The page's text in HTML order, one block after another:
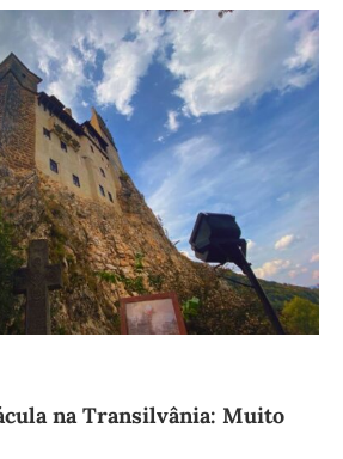
na Transilvânia: Muito